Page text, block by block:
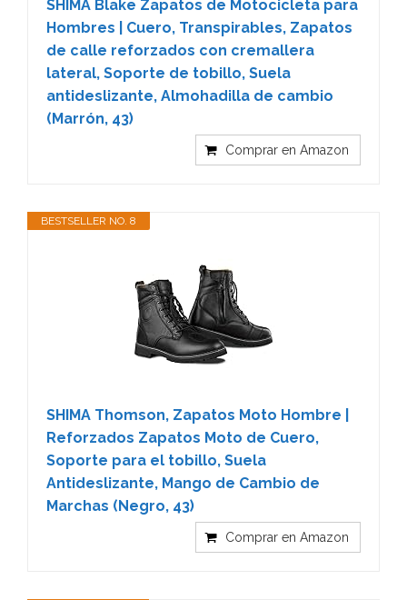
SHIMA Blake Zapatos de Motocicleta para
Hombres | Cuero, Transpirables, Zapatos
de calle reforzados con cremallera
lateral, Soporte de tobillo, Suela
antideslizante, Almohadilla de cambio
(Marrón, 43)
Comprar en Amazon
BESTSELLER NO. 8
SHIMA Thomson, Zapatos Moto Hombre |
Reforzados Zapatos Moto de Cuero,
Soporte para el tobillo, Suela
Antideslizante, Mango de Cambio de
Marchas (Negro, 43)
Comprar en Amazon